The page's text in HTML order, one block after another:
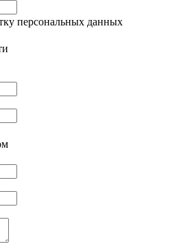
персональных данных